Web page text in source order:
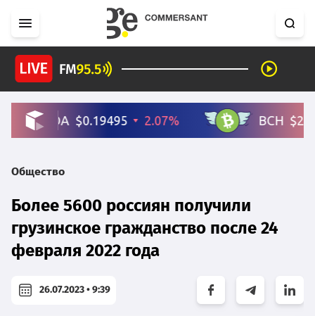
Общество
Более 5600 россиян получили
грузинское гражданство после 24
февраля 2022 года
26.07.2023 • 9:39